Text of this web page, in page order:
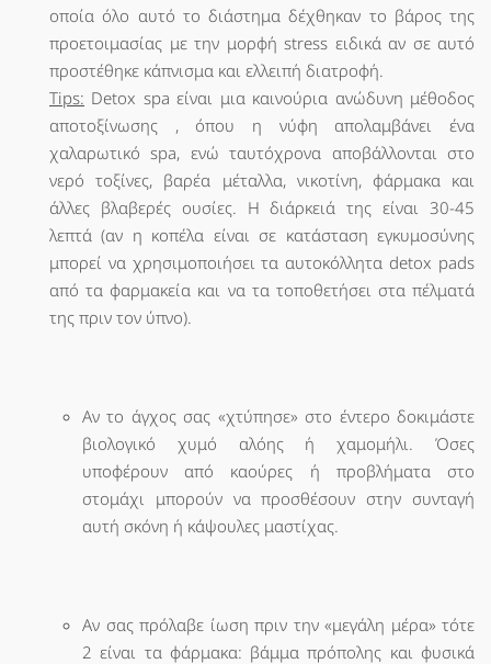
οποία όλο αυτό το διάστημα δέχθηκαν το βάρος της
προετοιμασίας με την μορφή stress ειδικά αν σε αυτό
προστέθηκε κάπνισμα και ελλειπή διατροφή.
Tips: Detox spa είναι μια καινούρια ανώδυνη μέθοδος
αποτοξίνωσης , όπου η νύφη απολαμβάνει ένα
χαλαρωτικό spa, ενώ ταυτόχρονα αποβάλλονται στο
νερό τοξίνες, βαρέα μέταλλα, νικοτίνη, φάρμακα και
άλλες βλαβερές ουσίες. Η διάρκειά της είναι 30-45
λεπτά (αν η κοπέλα είναι σε κατάσταση εγκυμοσύνης
μπορεί να χρησιμοποιήσει τα αυτοκόλλητα detox pads
από τα φαρμακεία και να τα τοποθετήσει στα πέλματά
της πριν τον ύπνο).
Αν το άγχος σας «χτύπησε» στο έντερο δοκιμάστε
βιολογικό χυμό αλόης ή χαμομήλι. Όσες
υποφέρουν από καούρες ή προβλήματα στο
στομάχι μπορούν να προσθέσουν στην συνταγή
αυτή σκόνη ή κάψουλες μαστίχας.
Αν σας πρόλαβε ίωση πριν την «μεγάλη μέρα» τότε
2 είναι τα φάρμακα: βάμμα πρόπολης και φυσικά